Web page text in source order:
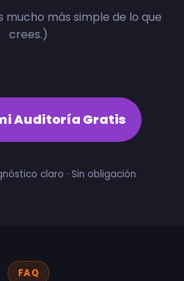
más simple de lo que
crees.)
Auditoría Gratis
claro · Sin obligación
FAQ